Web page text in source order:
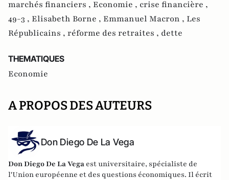
marchés financiers , Economie , crise financière ,
49-3 , Elisabeth Borne , Emmanuel Macron , Les
Républicains , réforme des retraites , dette
THEMATIQUES
Economie
A PROPOS DES AUTEURS
Don Diego De La Vega
Don Diego De La Vega est universitaire, spécialiste de
l'Union européenne et des questions économiques. Il écrit